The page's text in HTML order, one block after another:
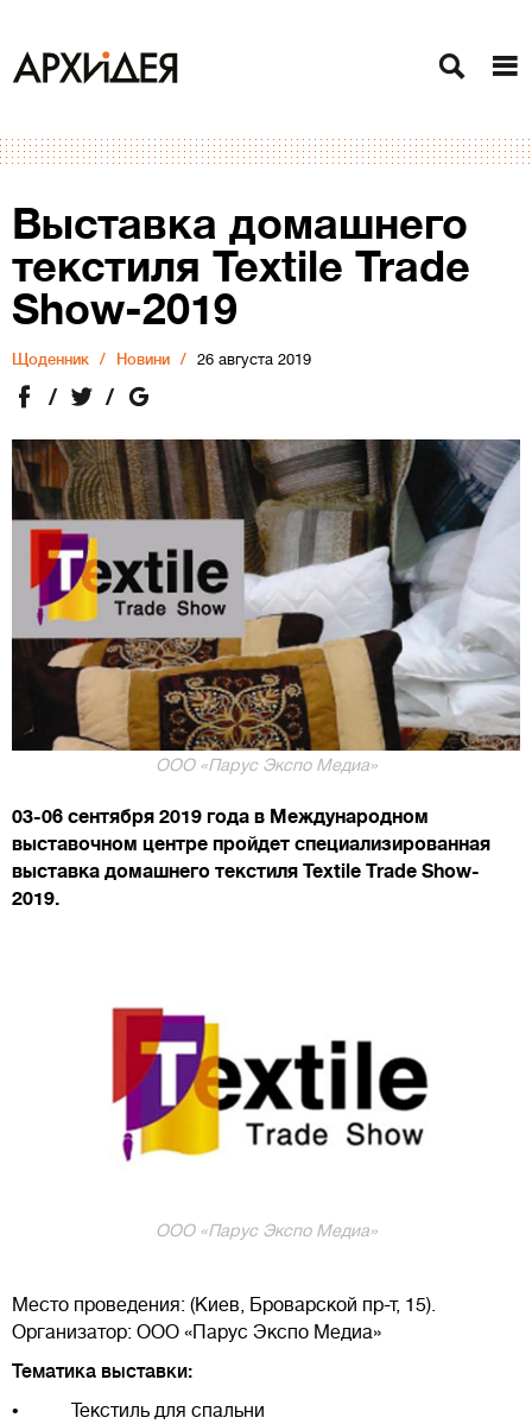
Выставка домашнего
текстиля Textile Trade
Show-2019
Щоденник Новини 26 августа 2019
ООО «Парус Экспо Медиа»
03-06 сентября 2019 года в Международном
выставочном центре пройдет специализированная
выставка домашнего текстиля Textile Trade Show-
2019.
ООО «Парус Экспо Медиа»
Место проведения: (Киев, Броварской пр-т, 15).
Организатор: ООО «Парус Экспо Медиа»
Тематика выставки:
• Текстиль для спальни